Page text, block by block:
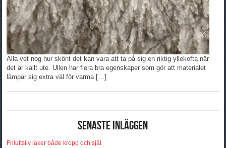
Alla vet nog hur skönt det kan vara att ta på sig en riktig yllekofta när
det är kallt ute. Ullen har flera bra egenskaper som gör att materialet
lämpar sig extra väl för varma […]
Senaste inläggen
Friluftsliv läker både kropp och själ